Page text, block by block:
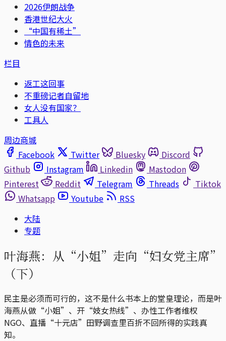
2026伊朗战争
香港世纪大火
“中国有稀土”
情色的未来
栏目
返工这回事
不重磅记者自留地
女人没有国家？
工具人
周边商城
Facebook
Twitter Bluesky
Discord
Github
Instagram Linkedin
Mastodon
Pinterest
Reddit Telegram Threads
Tiktok
Whatsapp
Youtube
RSS
大陆
专题
叶海燕：从“小姐”走向“妇女党主席”
（下）
民主是必须而可行的，这不是什么书本上的堂皇理论，而是叶
海燕从做“小姐”、开“妓女热线”、办性工作者维权
NGO、直播“十元店”田野调查里百折不回所得的实践真
知。